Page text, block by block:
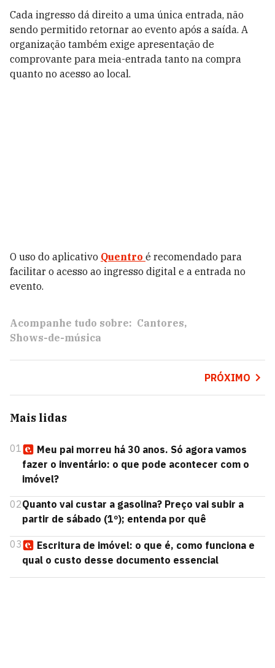
Cada ingresso dá direito a uma única entrada, não
sendo permitido retornar ao evento após a saída. A
organização também exige apresentação de
comprovante para meia-entrada tanto na compra
quanto no acesso ao local.
O uso do aplicativo Quentro é recomendado para
facilitar o acesso ao ingresso digital e a entrada no
evento.
Acompanhe tudo sobre: Cantores
Shows-de-música
PRÓXIMO
Mais lidas
01
Meu pai morreu há 30 anos. Só agora vamos
fazer o inventário: o que pode acontecer com o
imóvel?
02Quanto vai custar a gasolina? Preço vai subir a
partir de sábado (1º); entenda por quê
03
Escritura de imóvel: o que é, como funciona e
qual o custo desse documento essencial